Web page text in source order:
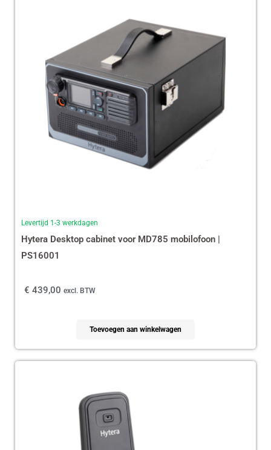
Levertijd 1-3 werkdagen
Hytera Desktop cabinet voor MD785 mobilofoon |
PS16001
€ 439,00 excl. BTW
Toevoegen aan winkelwagen